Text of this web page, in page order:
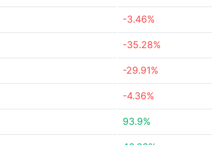
-3.46%
-35.28%
-29.91%
-4.36%
93.9%